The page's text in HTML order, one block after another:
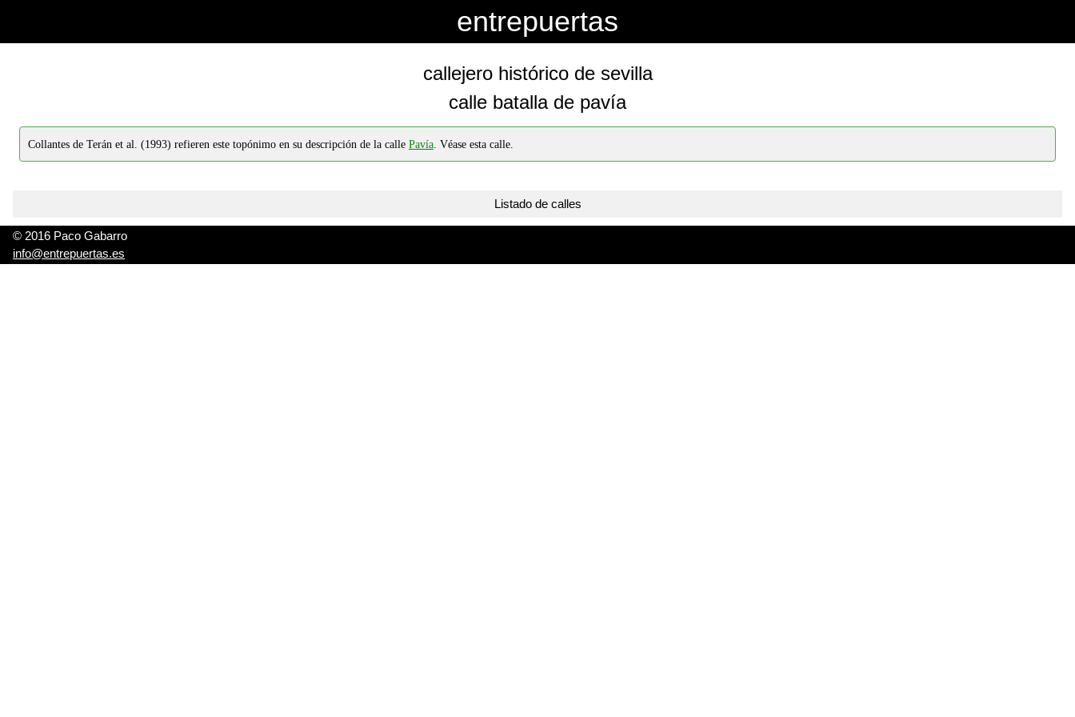
entrepuertas
callejero histórico de sevilla
calle batalla de pavía
Collantes de Terán et al. (1993) refieren este topónimo en su descripción de la calle Pavía. Véase esta calle.
Listado de calles
© 2016 Paco Gabarro
info@entrepuertas.es